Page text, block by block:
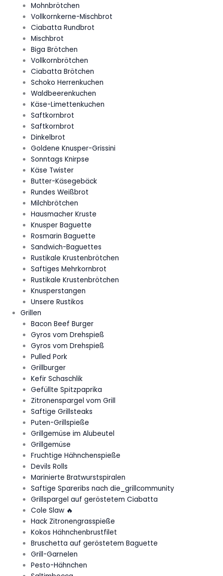
Mohnbrötchen
Vollkornkerne-Mischbrot
Ciabatta Rundbrot
Mischbrot
Biga Brötchen
Vollkornbrötchen
Ciabatta Brötchen
Schoko Herrenkuchen
Waldbeerenkuchen
Käse-Limettenkuchen
Saftkornbrot
Saftkornbrot
Dinkelbrot
Goldene Knusper-Grissini
Sonntags Knirpse
Käse Twister
Butter-Käsegebäck
Rundes Weißbrot
Milchbrötchen
Hausmacher Kruste
Knusper Baguette
Rosmarin Baguette
Sandwich-Baguettes
Rustikale Krustenbrötchen
Saftiges Mehrkornbrot
Rustikale Krustenbrötchen
Knusperstangen
Unsere Rustikos
Grillen
Bacon Beef Burger
Gyros vom Drehspieß
Gyros vom Drehspieß
Pulled Pork
Grillburger
Kefir Schaschlik
Gefüllte Spitzpaprika
Zitronenspargel vom Grill
Saftige Grillsteaks
Puten-Grillspieße
Grillgemüse im Alubeutel
Grillgemüse
Fruchtige Hähnchenspieße
Devils Rolls
Marinierte Bratwurstspiralen
Saftige Spareribs nach die_grillcommunity
Grillspargel auf geröstetem Ciabatta
Cole Slaw 🔥
Hack Zitronengrasspieße
Kokos Hähnchenbrustfilet
Bruschetta auf geröstetem Baguette
Grill-Garnelen
Pesto-Hähnchen